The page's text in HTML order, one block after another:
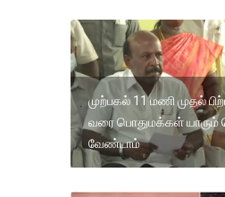
முற்பகல் 11 மணி முதல்
வரை பொதுமக்கள் யாரும்
வேண்டாம்